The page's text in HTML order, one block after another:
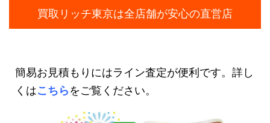
買取リッチ東京は全店舗が安心の直営店
簡易お見積もりにはライン査定が便利です。詳し
くはこちらをご覧ください。